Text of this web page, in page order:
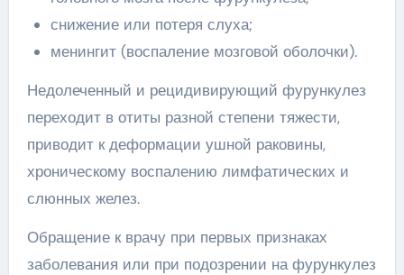
снижение или потеря слуха;
менингит (воспаление мозговой оболочки).
Недолеченный и рецидивирующий фурункулез
переходит в отиты разной степени тяжести,
приводит к деформации ушной раковины,
хроническому воспалению лимфатических и
слюнных желез.
Обращение к врачу при первых признаках
заболевания или при подозрении на фурункулез